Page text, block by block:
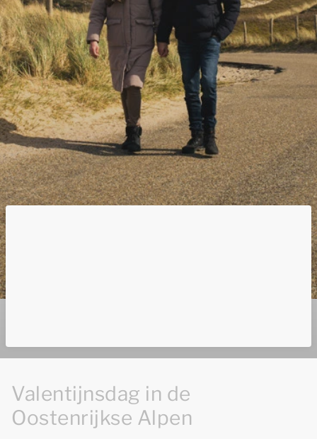
Valentijnsdag in de
Oostenrijkse Alpen